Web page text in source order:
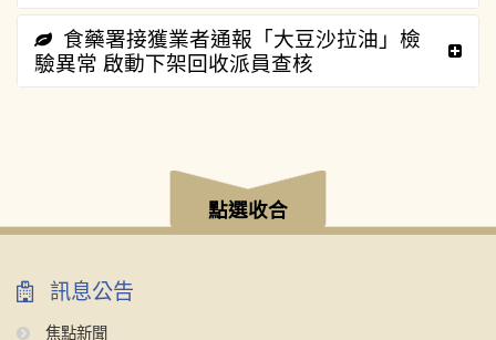
食藥署接獲業者通報「大豆沙拉油」檢
驗異常 啟動下架回收派員查核
點選收合
訊息公告
焦點新聞